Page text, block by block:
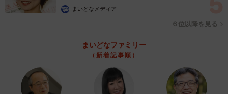
まいどなメディア
６位以降を見る
まいどなファミリー
（新着記事順）